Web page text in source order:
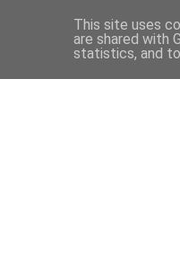
This site uses
are shared with
statistics, and